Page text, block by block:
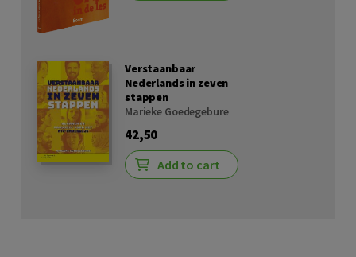
Verstaanbaar
Nederlands in zeven
stappen
Marieke Goedegebure
42,50
Add to cart